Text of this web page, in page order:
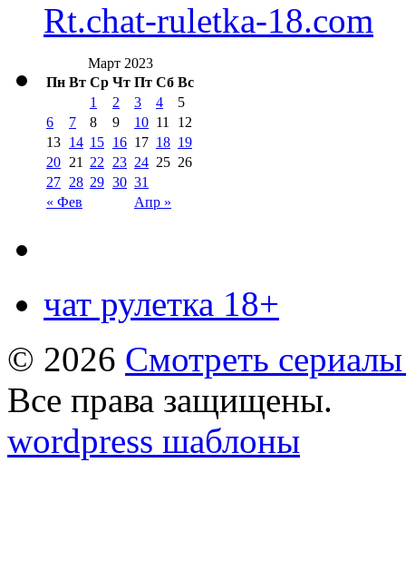
Rt.chat-ruletka-18.com
Март 2023
Пн Вт Ср Чт Пт Сб Вс
« Фев Апр »
1 2 3 4
5
6
7 8 9 10 11
12
13 14 15 16 17 18 19
20 21 22 23 24 25 26
27 28 29 30 31
чат рулетка 18+
© 2026 Смотреть
Все права защищены.
wordpress шаблоны